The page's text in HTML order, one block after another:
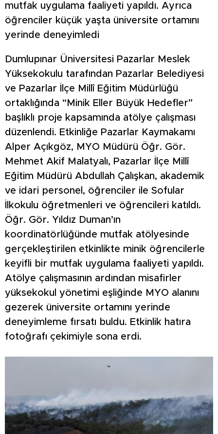
mutfak uygulama faaliyeti yapıldı. Ayrıca
öğrenciler küçük yaşta üniversite ortamını
yerinde deneyimledi
Dumlupınar Üniversitesi Pazarlar Meslek
Yüksekokulu tarafından Pazarlar Belediyesi
ve Pazarlar İlçe Millî Eğitim Müdürlüğü
ortaklığında “Minik Eller Büyük Hedefler”
başlıklı proje kapsamında atölye çalışması
düzenlendi. Etkinliğe Pazarlar Kaymakamı
Alper Açıkgöz, MYO Müdürü Öğr. Gör.
Mehmet Akif Malatyalı, Pazarlar İlçe Millî
Eğitim Müdürü Abdullah Çalışkan, akademik
ve idari personel, öğrenciler ile Sofular
İlkokulu öğretmenleri ve öğrencileri katıldı.
Öğr. Gör. Yıldız Duman’ın
koordinatörlüğünde mutfak atölyesinde
gerçekleştirilen etkinlikte minik öğrencilerle
keyifli bir mutfak uygulama faaliyeti yapıldı.
Atölye çalışmasının ardından misafirler
yüksekokul yönetimi eşliğinde MYO alanını
gezerek üniversite ortamını yerinde
deneyimleme fırsatı buldu. Etkinlik hatıra
fotoğrafı çekimiyle sona erdi.